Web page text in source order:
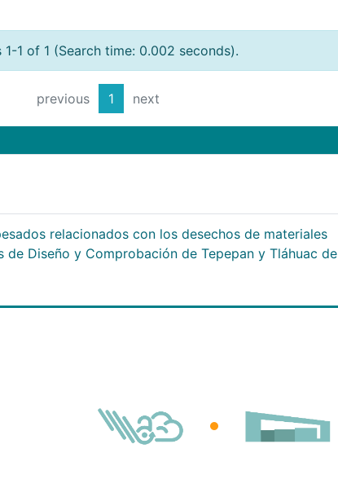
1-1 of 1 (Search time: 0.002 seconds).
previous 1 next
relacionados con los desechos de materiales
de Diseño y Comprobación de Tepepan y Tláhuac de